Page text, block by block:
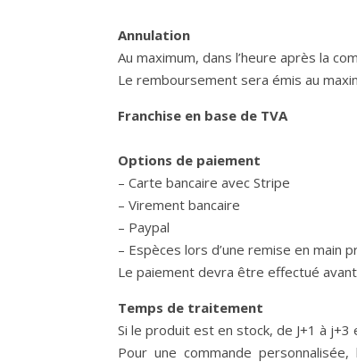
Annulation
Au maximum, dans l’heure après la
Le remboursement sera émis au
Franchise en base de TVA
Options de paiement
– Carte bancaire avec Stripe
– Virement bancaire
– Paypal
– Espèces lors d’une remise en main
Le paiement devra être effectué
Temps de traitement
Si le produit est en stock, de J+1 à
Pour une commande